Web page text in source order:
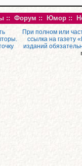
:: Форум :: Юмор ::
При полном или
ссылка на газету
изданий